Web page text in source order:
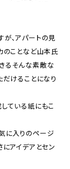
、アパートの見
のことなど山本氏
るそんな素敵な
けることになり
ている紙にもこ
に入りのページ
にアイデアとセン